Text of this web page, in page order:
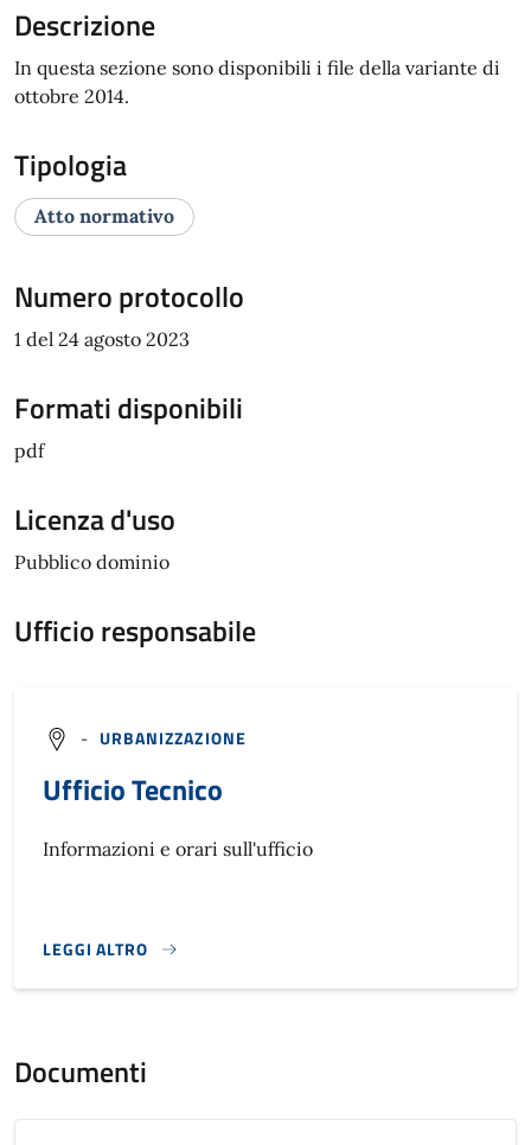
Descrizione
In questa sezione sono disponibili i file della variante di
ottobre 2014.
Tipologia
Atto normativo
Numero protocollo
1 del 24 agosto 2023
Formati disponibili
pdf
Licenza d'uso
Pubblico dominio
Ufficio responsabile
- URBANIZZAZIONE
Ufficio Tecnico
Informazioni e orari sull'ufficio
LEGGI ALTRO
}
Documenti